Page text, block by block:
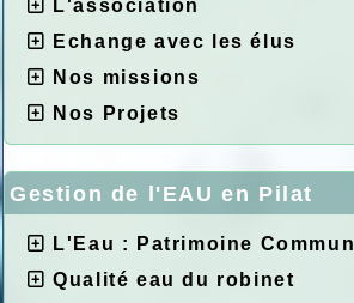
L'association
Echange avec les élus
Nos missions
Nos Projets
Gestion de l'EAU en Pilat
L'Eau : Patrimoine Commun
Qualité eau du robinet